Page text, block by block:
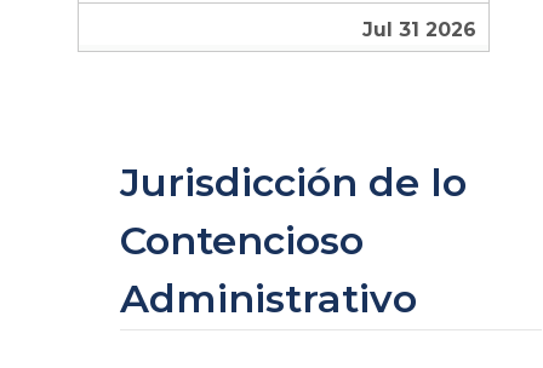
Jul 31 2026
Jurisdicción de lo
Contencioso
Administrativo